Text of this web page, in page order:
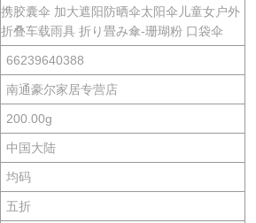
携胶囊伞 加大遮阳防晒伞太阳伞儿童女户外
折叠车载雨具 折り畳み傘-珊瑚粉 口袋伞
66239640388
南通豪尔家居专营店
200.00g
中国大陆
均码
五折